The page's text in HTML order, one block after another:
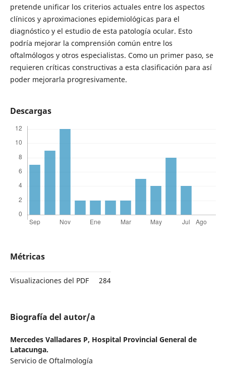
pretende unificar los criterios actuales entre los aspectos
clínicos y aproximaciones epidemiológicas para el
diagnóstico y el estudio de esta patología ocular. Esto
podría mejorar la comprensión común entre los
oftalmólogos y otros especialistas. Como un primer paso, se
requieren críticas constructivas a esta clasificación para así
poder mejorarla progresivamente.
Descargas
Métricas
Visualizaciones del PDF 284
Biografía del autor/a
Mercedes Valladares P, Hospital Provincial General de
Latacunga.
Servicio de Oftalmología